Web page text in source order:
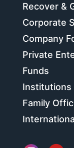
Recover &
Corporate
Company
Private
Funds
Institutions
Family